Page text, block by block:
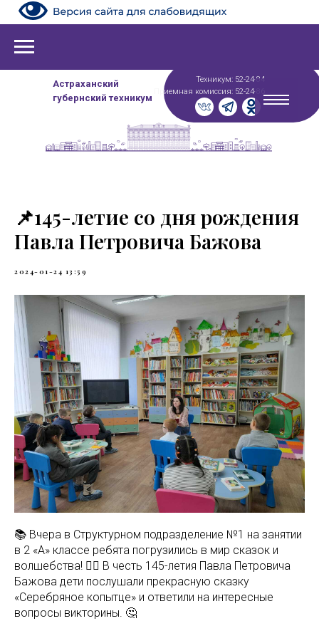
Астраханский
губернский техникум
Техникум: 52-24-84
Приемная комиссия: 52-24-86
📌145-летие со дня рождения
Павла Петровича Бажова
2024-01-24 13:59
📚 Вчера в Структурном подразделение №1 на занятии
в 2 «А» классе ребята погрузились в мир сказок и
волшебства! 🧚‍♀️ В честь 145-летия Павла Петровича
Бажова дети послушали прекрасную сказку
«Серебряное копытце» и ответили на интересные
вопросы викторины. 🤔